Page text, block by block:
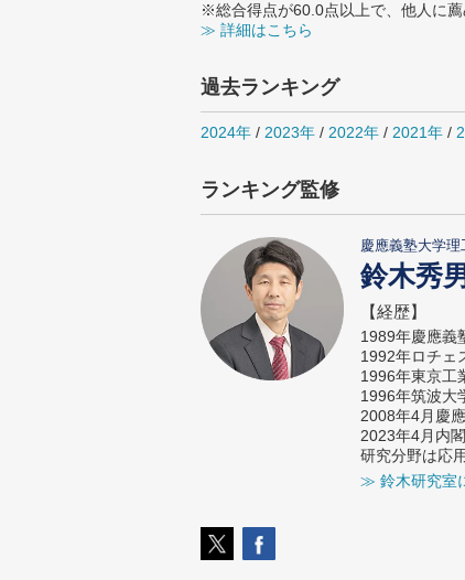
※総合得点が60.0点以上で、他人に
≫ 詳細はこちら
過去ランキング
2024年 / 2023年 / 2022年 / 2021年 /
ランキング監修
慶應義塾大学理
鈴木秀
【経歴】
1989年慶應義
1992年ロチェ
1996年東京工
1996年筑波大
2008年4月慶
2023年4月内
研究分野は応
≫ 鈴木研究室